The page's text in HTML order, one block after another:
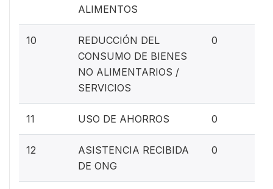
ALIMENTOS
10
REDUCCIÓN DEL
CONSUMO DE BIENES
NO ALIMENTARIOS /
SERVICIOS
0
11 USO DE AHORROS 0
12
ASISTENCIA RECIBIDA
DE ONG
0